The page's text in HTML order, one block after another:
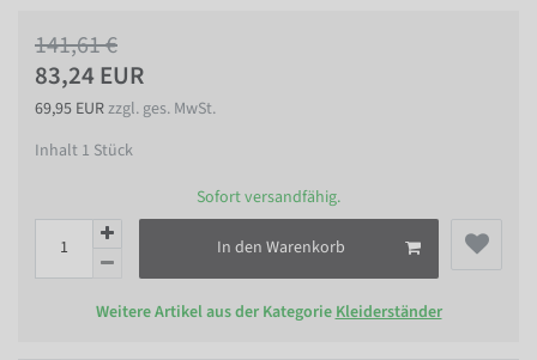
141,61 €
83,24 EUR
69,95 EURzzgl. ges. MwSt.
Inhalt 1 Stück
Sofort versandfähig.
In den Warenkorb
Weitere Artikel aus der Kategorie Kleiderständer